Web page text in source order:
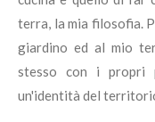
terra, la mia filosofia.
giardino ed al mio
stesso con i propri
un'identità del